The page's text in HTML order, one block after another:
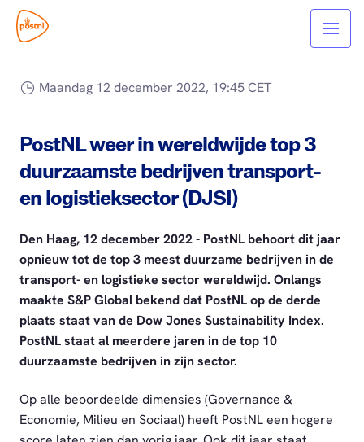
Maandag 12 december 2022, 19:45 CET
PostNL weer in wereldwijde top 3
duurzaamste bedrijven transport-
en logistieksector (DJSI)
Den Haag, 12 december 2022 - PostNL behoort dit jaar
opnieuw tot de top 3 meest duurzame bedrijven in de
transport- en logistieke sector wereldwijd. Onlangs
maakte S&P Global bekend dat PostNL op de derde
plaats staat van de Dow Jones Sustainability Index.
PostNL staat al meerdere jaren in de top 10
duurzaamste bedrijven in zijn sector.
Op alle beoordeelde dimensies (Governance &
Economie, Milieu en Sociaal) heeft PostNL een hogere